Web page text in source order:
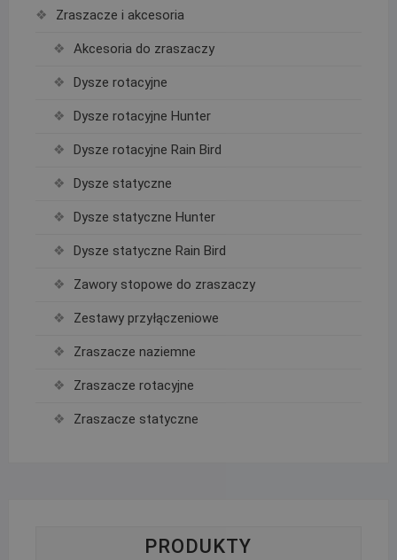
Zraszacze i akcesoria
Akcesoria do zraszaczy
Dysze rotacyjne
Dysze rotacyjne Hunter
Dysze rotacyjne Rain Bird
Dysze statyczne
Dysze statyczne Hunter
Dysze statyczne Rain Bird
Zawory stopowe do zraszaczy
Zestawy przyłączeniowe
Zraszacze naziemne
Zraszacze rotacyjne
Zraszacze statyczne
PRODUKTY